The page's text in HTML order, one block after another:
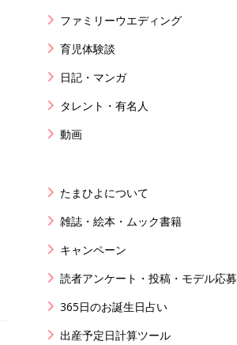
ファミリーウエディング
育児体験談
日記・マンガ
タレント・有名人
動画
たまひよについて
雑誌・絵本・ムック書籍
キャンペーン
読者アンケート・投稿・モデル応募
365日のお誕生日占い
出産予定日計算ツール